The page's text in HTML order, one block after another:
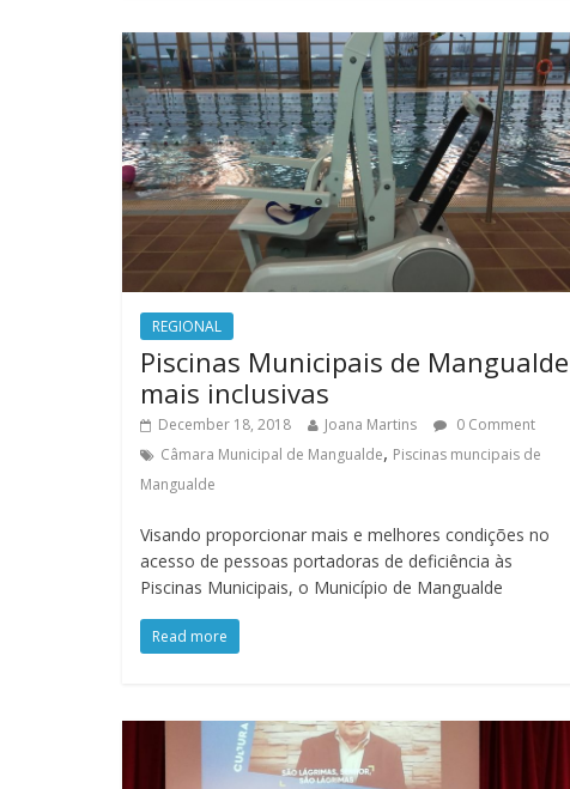
REGIONAL
Piscinas Municipais de Mangualde
mais inclusivas
December 18, 2018 Joana Martins
0 Comment
Câmara Municipal de Mangualde, Piscinas muncipais de
Mangualde
Visando proporcionar mais e melhores condições no
acesso de pessoas portadoras de deficiência às
Piscinas Municipais, o Município de Mangualde
Read more